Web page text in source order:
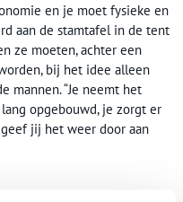
en je moet fysieke en
aan de stamtafel in de tent
ze moeten, achter een
bij het idee alleen
mannen. “Je neemt het
opgebouwd, je zorgt er
jij het weer door aan